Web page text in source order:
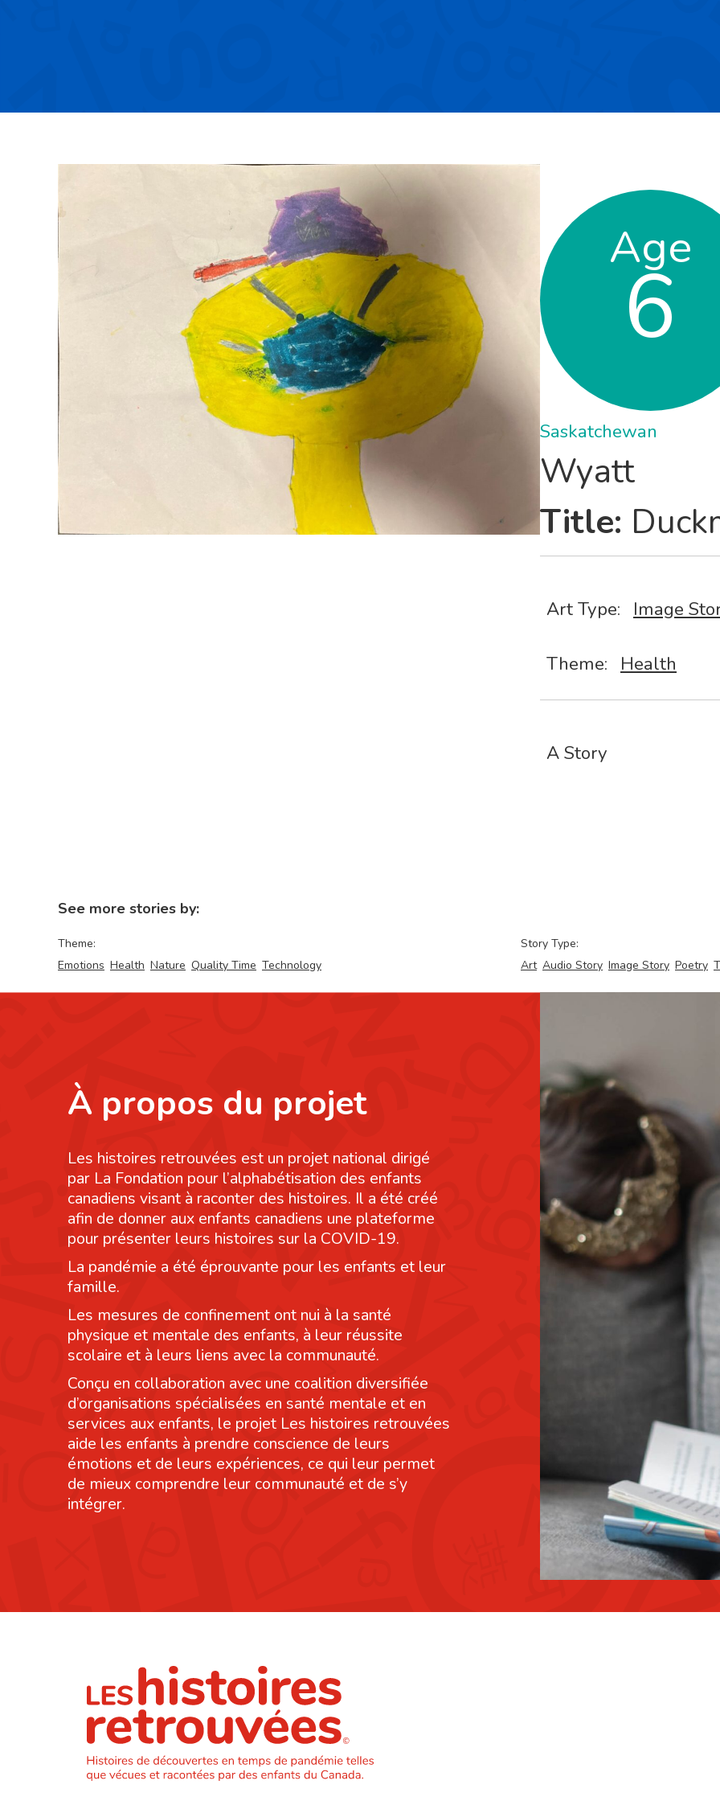
Age
6
Saskatchewan
Wyatt
Title:
Art Type: Image
Theme: Health
A Story
See more stories by:
Theme:
Emotions Health Nature Quality Time Technology
Story Type:
Art Audio Story Image Story Poetry
À propos du projet
Les histoires retrouvées est un projet national dirigé
par La Fondation pour l’alphabétisation des enfants
canadiens visant à raconter des histoires. Il a été créé
afin de donner aux enfants canadiens une plateforme
pour présenter leurs histoires sur la COVID-19.
La pandémie a été éprouvante pour les enfants et leur
famille.
Les mesures de confinement ont nui à la santé
physique et mentale des enfants, à leur réussite
scolaire et à leurs liens avec la communauté.
Conçu en collaboration avec une coalition diversifiée
d’organisations spécialisées en santé mentale et en
services aux enfants, le projet Les histoires retrouvées
aide les enfants à prendre conscience de leurs
émotions et de leurs expériences, ce qui leur permet
de mieux comprendre leur communauté et de s’y
intégrer.